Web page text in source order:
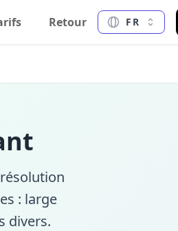
Retour FR
: large
divers.